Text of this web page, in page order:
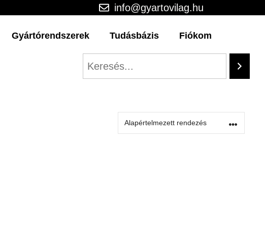
info@gyartovilag.hu
Gyártórendszerek Tudásbázis Fiókom